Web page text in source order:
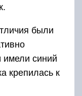
были
имели синий
крепилась к